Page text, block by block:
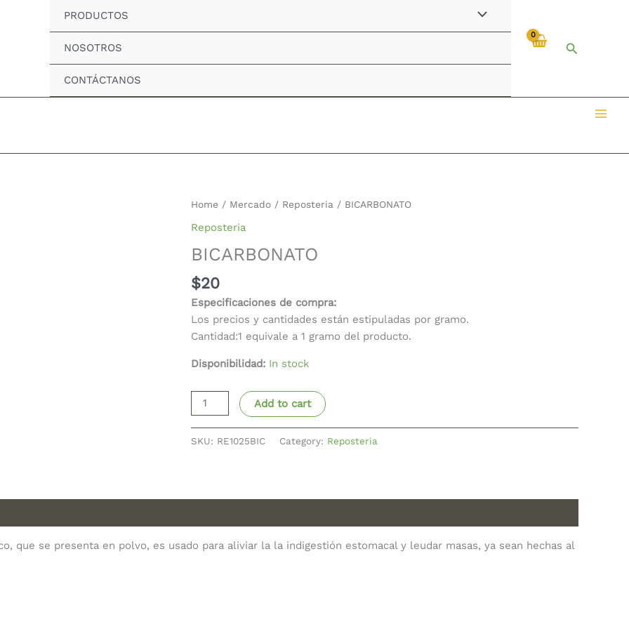
PRODUCTOS
NOSOTROS
CONTÁCTANOS
Buscar
Home / Mercado / Reposteria / BICARBONATO
Reposteria
BICARBONATO
$20
Especificaciones de compra:
Los precios y cantidades están estipuladas por gramo.
Cantidad:1 equivale a 1 gramo del producto.
Disponibilidad: In stock
BICARBONATO
Add to cart
SKU: RE1025BIC Category: Reposteria
que se presenta en polvo, es usado para aliviar la la indigestión estomacal y leudar masas, ya sean hechas al